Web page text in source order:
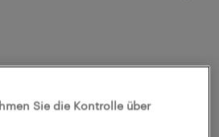
verhandungsfähig
Sie die Kontrolle über